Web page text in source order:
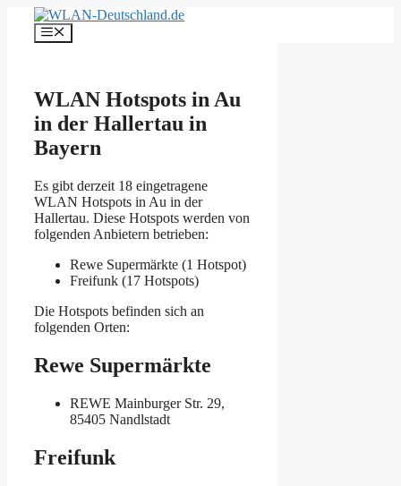
Inhalt
springen
Menü
WLAN Hotspots in Au
in der Hallertau in
Bayern
Es gibt derzeit 18 eingetragene
WLAN Hotspots in Au in der
Hallertau. Diese Hotspots werden von
folgenden Anbietern betrieben:
Rewe Supermärkte (1 Hotspot)
Freifunk (17 Hotspots)
Die Hotspots befinden sich an
folgenden Orten:
Rewe Supermärkte
REWE Mainburger Str. 29,
85405 Nandlstadt
Freifunk